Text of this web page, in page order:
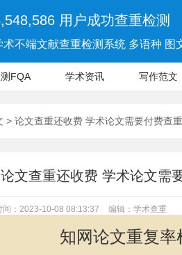
用户成功查重检测
术不端文献查重检测系统 多语种 图
FQA 学术资讯 写作范文
> 论文查重还收费 学术论文需要付费查
论文查重还收费 学术论文需
间：2023-10-08 08:13:37 编辑：学术查重
知网论文重复率